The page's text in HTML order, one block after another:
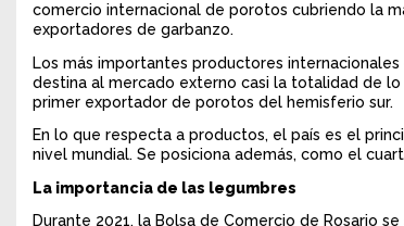
comercio internacional de porotos cubriendo la
exportadores de garbanzo.
Los más importantes productores
destina al mercado externo casi la totalidad de
primer exportador de porotos del hemisferio sur.
En lo que respecta a productos, el país es el
nivel mundial. Se posiciona además, como el
La importancia de las legumbres
Durante 2021, la Bolsa de Comercio de Rosario